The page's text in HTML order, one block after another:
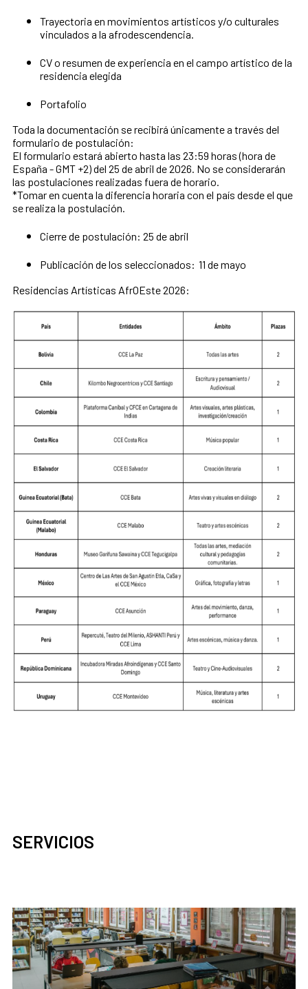
Trayectoria en movimientos artísticos y/o culturales
vinculados a la afrodescendencia.
CV o resumen de experiencia en el campo artístico de la
residencia elegida
Portafolio
Toda la documentación se recibirá únicamente a través del
formulario de postulación:
El formulario estará abierto hasta las 23:59 horas (hora de
España - GMT +2) del 25 de abril de 2026. No se considerarán
las postulaciones realizadas fuera de horario.
*Tomar en cuenta la diferencia horaria con el país desde el que
se realiza la postulación.
Cierre de postulación: 25 de abril
Publicación de los seleccionados: 11 de mayo
Residencias Artísticas AfrOEste 2026:
SERVICIOS